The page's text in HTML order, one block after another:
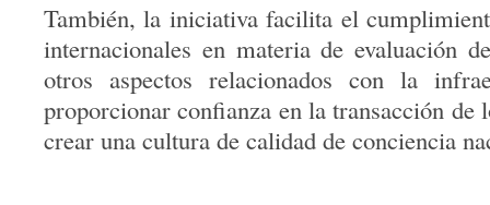
También, la iniciativa facilita el
internacionales en materia de evaluación
otros aspectos relacionados con la
proporcionar confianza en la transacción de
crear una cultura de calidad de conciencia